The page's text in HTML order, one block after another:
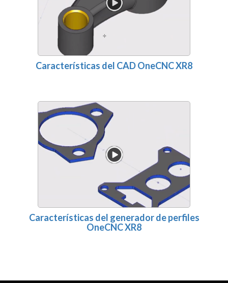
Características del CAD OneCNC XR8
Características del generador de perfiles
OneCNC XR8